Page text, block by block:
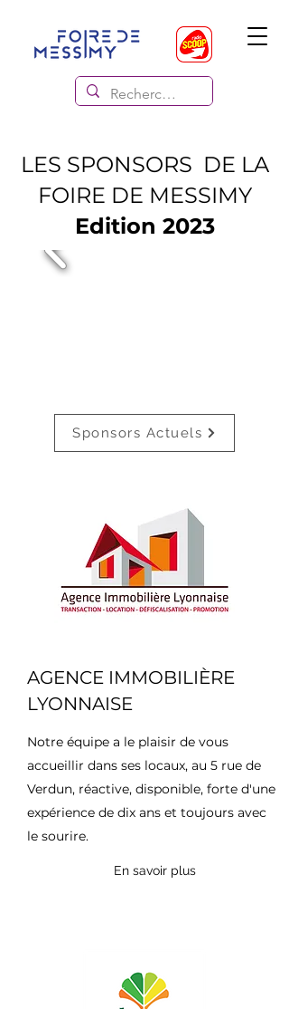
LES SPONSORS DE LA
FOIRE DE MESSIMY
Edition 2023
Sponsors Actuels
AGENCE IMMOBILIÈRE
LYONNAISE
Notre équipe a le plaisir de vous
accueillir dans ses locaux, au 5 rue de
Verdun, réactive, disponible, forte d'une
expérience de dix ans et toujours avec
le sourire.
En savoir plus